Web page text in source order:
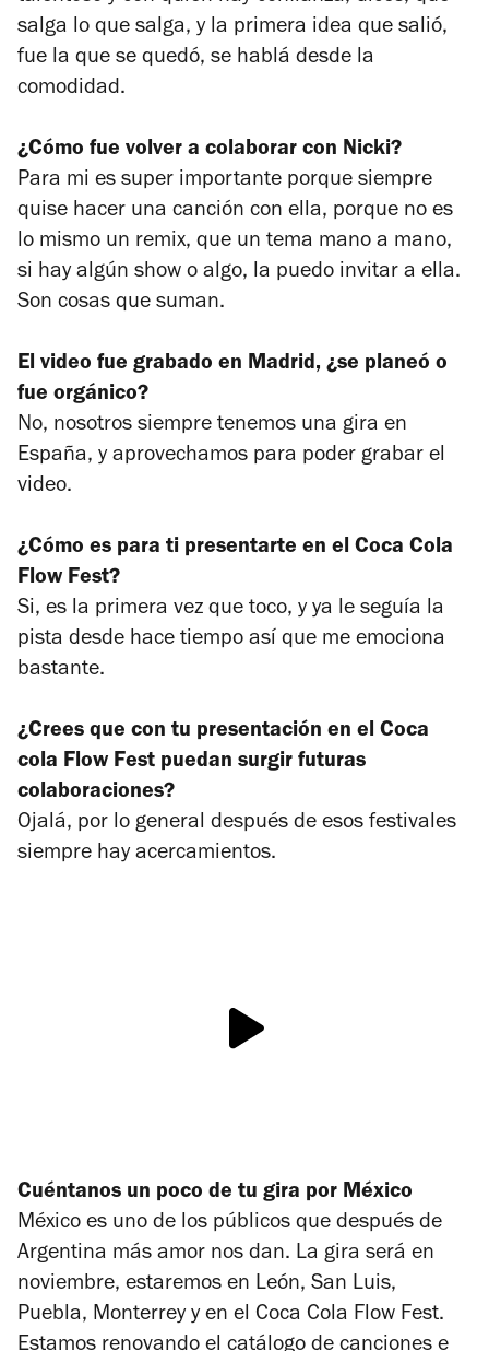
salga lo que salga, y la primera idea que salió,
fue la que se quedó, se hablá desde la
comodidad.
¿Cómo fue volver a colaborar con Nicki?
Para mi es super importante porque siempre
quise hacer una canción con ella, porque no es
lo mismo un remix, que un tema mano a mano,
si hay algún show o algo, la puedo invitar a ella.
Son cosas que suman.
El video fue grabado en Madrid, ¿se planeó o
fue orgánico?
No, nosotros siempre tenemos una gira en
España, y aprovechamos para poder grabar el
video.
¿Cómo es para ti presentarte en el Coca Cola
Flow Fest?
Si, es la primera vez que toco, y ya le seguía la
pista desde hace tiempo así que me emociona
bastante.
¿Crees que con tu presentación en el Coca
cola Flow Fest puedan surgir futuras
colaboraciones?
Ojalá, por lo general después de esos festivales
siempre hay acercamientos.
Cuéntanos un poco de tu gira por México
México es uno de los públicos que después de
Argentina más amor nos dan. La gira será en
noviembre, estaremos en León, San Luis,
Puebla, Monterrey y en el Coca Cola Flow Fest.
Estamos renovando el catálogo de canciones e